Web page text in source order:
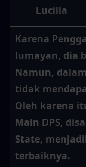
Lucilla
Karena
lumayan, dia
Namun,
tidak
Oleh karena
Main DPS,
State,
terbaiknya.